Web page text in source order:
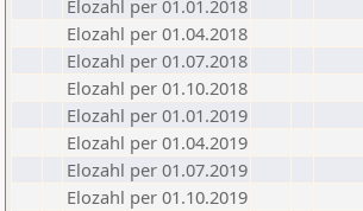
Elozahl per 01.01.2018
Elozahl per 01.04.2018
Elozahl per 01.07.2018
Elozahl per 01.10.2018
Elozahl per 01.01.2019
Elozahl per 01.04.2019
Elozahl per 01.07.2019
Elozahl per 01.10.2019